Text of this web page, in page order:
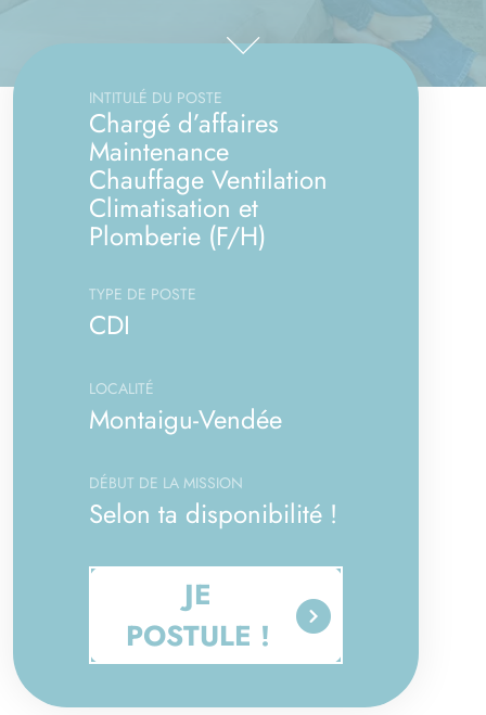
INTITULÉ DU POSTE
Chargé d’affaires
Maintenance
Chauffage Ventilation
Climatisation et
Plomberie (F/H)
TYPE DE POSTE
CDI
LOCALITÉ
Montaigu-Vendée
DÉBUT DE LA MISSION
Selon ta disponibilité !
JE
POSTULE !